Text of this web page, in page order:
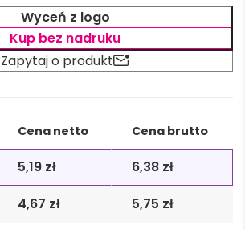
Zapytaj o produkt
Wyceń z logo
Kup bez nadruku
Cena netto Cena brutto
5,19 zł 6,38 zł
4,67 zł 5,75 zł